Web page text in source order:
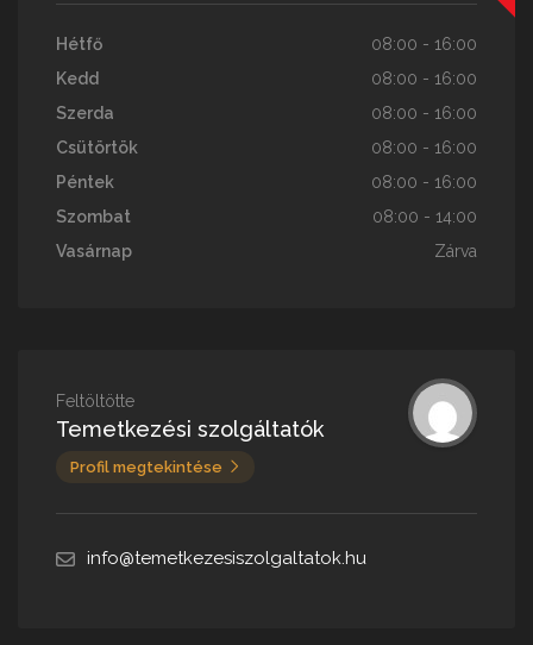
Hétfő
08:00 - 16:00
Kedd
08:00 - 16:00
Szerda
08:00 - 16:00
Csütörtök
08:00 - 16:00
Péntek
08:00 - 16:00
Szombat
08:00 - 14:00
Vasárnap
Zárva
Feltöltötte
Temetkezési szolgáltatók
Profil megtekintése
info@temetkezesiszolgaltatok.hu